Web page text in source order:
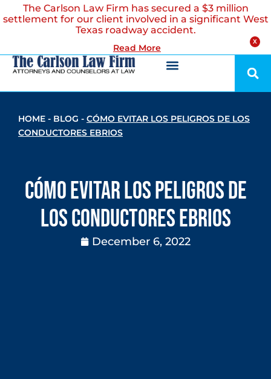
X
The Carlson Law Firm has secured a $3 million
settlement for our client involved in a significant West
Texas roadway accident.
Read More
HOME - BLOG - CÓMO EVITAR LOS PELIGROS DE LOS
CONDUCTORES EBRIOS
Cómo Evitar los Peligros de
los Conductores Ebrios
December 6, 2022